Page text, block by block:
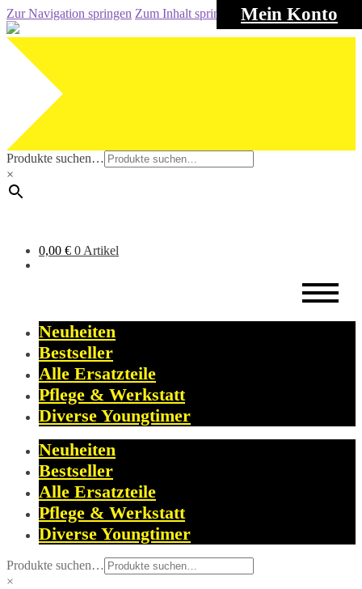
Mein Konto
Zur Navigation springen Zum Inhalt springen
Produkte suchen…
×
0,00 € 0 Artikel
Neuheiten
Bestseller
Alle Ersatzteile
Pflege & Werkstatt
Diverse Youngtimer
Neuheiten
Bestseller
Alle Ersatzteile
Pflege & Werkstatt
Diverse Youngtimer
Produkte suchen…
×